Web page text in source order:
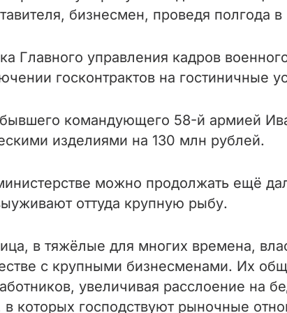
бизнесмен, проведя полгода
Главного управления кадров
госконтрактов на гостиничные
командующего 58-й армией
изделиями на 130 млн рублей.
можно продолжать ещё
оттуда крупную рыбу.
в тяжёлые для многих времена,
с крупными бизнесменами. Их
увеличивая расслоение на
которых господствуют рыночные